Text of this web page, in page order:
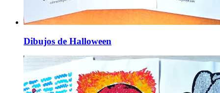
Dibujos de Halloween